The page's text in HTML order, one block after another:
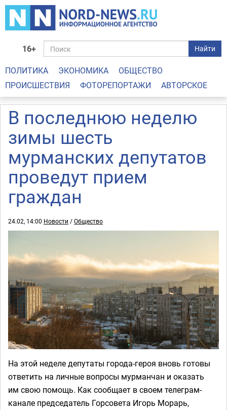
16+ Найти
ПОЛИТИКА ЭКОНОМИКА
ОБЩЕСТВО
ПРОИСШЕСТВИЯ
ФОТОРЕПОРТАЖИ АВТОРСКОЕ
В последнюю неделю
зимы шесть
мурманских депутатов
проведут прием
граждан
24.02, 14:00 Новости /Общество
На этой неделе депутаты города-героя вновь готовы
ответить на личные вопросы мурманчан и оказать
им свою помощь. Как сообщает в своем телеграм-
канале председатель Горсовета Игорь Морарь,